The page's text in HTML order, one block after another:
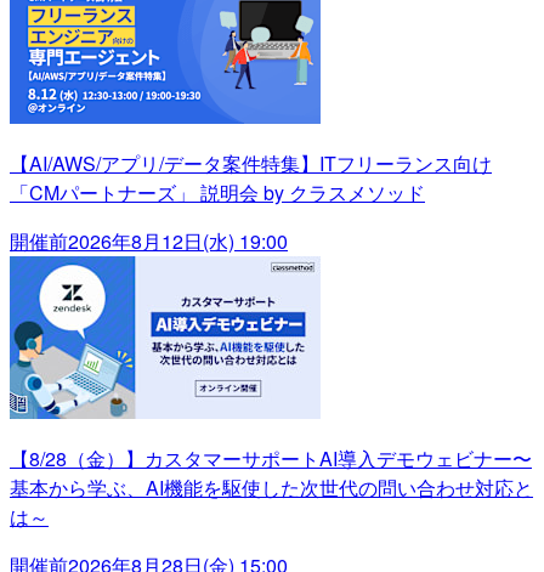
【AI/AWS/アプリ/データ案件特集】ITフリーランス向け
「CMパートナーズ」 説明会 by クラスメソッド
開催前2026年8月12日(水) 19:00
【8/28（金）】カスタマーサポートAI導入デモウェビナー〜
基本から学ぶ、AI機能を駆使した次世代の問い合わせ対応と
は～
開催前2026年8月28日(金) 15:00